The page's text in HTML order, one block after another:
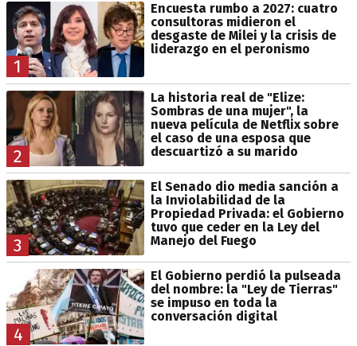
1
Encuesta rumbo a 2027: cuatro
consultoras midieron el
desgaste de Milei y la crisis de
liderazgo en el peronismo
2
La historia real de "Elize:
Sombras de una mujer", la
nueva película de Netflix sobre
el caso de una esposa que
descuartizó a su marido
3
El Senado dio media sanción a
la Inviolabilidad de la
Propiedad Privada: el Gobierno
tuvo que ceder en la Ley del
Manejo del Fuego
4
El Gobierno perdió la pulseada
del nombre: la "Ley de Tierras"
se impuso en toda la
conversación digital